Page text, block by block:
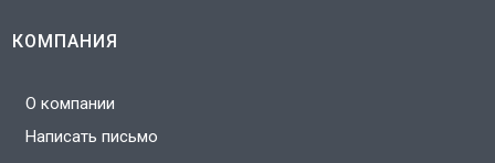
КОМПАНИЯ
О компании
Написать письмо